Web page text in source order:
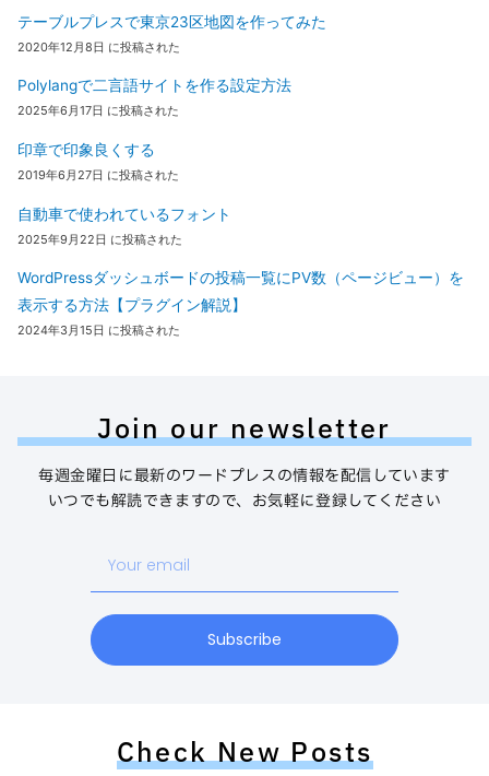
テーブルプレスで東京23区地図を作ってみた
2020年12月8日 に投稿された
Polylangで二言語サイトを作る設定方法
2025年6月17日 に投稿された
印章で印象良くする
2019年6月27日 に投稿された
自動車で使われているフォント
2025年9月22日 に投稿された
WordPressダッシュボードの投稿一覧にPV数（ページビュー）を
表示する方法【プラグイン解説】
2024年3月15日 に投稿された
Join our newsletter
毎週金曜日に最新のワードプレスの情報を配信しています
いつでも解読できますので、お気軽に登録してください
email
Subscribe
Check New Posts